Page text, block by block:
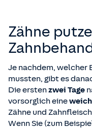
Zähne
Je nachdem, welcher
mussten, gibt es
Die erstenzwei Tage
vorsorglich eine
Zähne und
Wenn Sie (zum